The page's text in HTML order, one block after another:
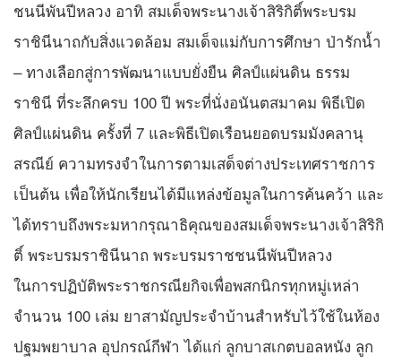
ชนนีพันปีหลวง อาทิ สมเด็จพระนางเจ้าสิริกิติ์พระบรม
ราชินีนาถกับสิ่งแวดล้อม สมเด็จแม่กับการศึกษา ป่ารักน้ำ
– ทางเลือกสู่การพัฒนาแบบยั่งยืน ศิลป์แผ่นดิน ธรรม
ราชินี ที่ระลึกครบ 100 ปี พระที่นั่งอนันตสมาคม พิธีเปิด
ศิลป์แผ่นดิน ครั้งที่ 7 และพิธีเปิดเรือนยอดบรมมังคลานุ
สรณีย์ ความทรงจำในการตามเสด็จต่างประเทศราชการ
เป็นต้น เพื่อให้นักเรียนได้มีแหล่งข้อมูลในการค้นคว้า และ
ได้ทราบถึงพระมหากรุณาธิคุณของสมเด็จพระนางเจ้าสิริกิ
ติ์ พระบรมราชินีนาถ พระบรมราชชนนีพันปีหลวง
ในการปฏิบัติพระราชกรณียกิจเพื่อพสกนิกรทุกหมู่เหล่า
จำนวน 100 เล่ม ยาสามัญประจำบ้านสำหรับไว้ใช้ในห้อง
ปฐมพยาบาล อุปกรณ์กีฬา ได้แก่ ลูกบาสเกตบอลหนัง ลูก